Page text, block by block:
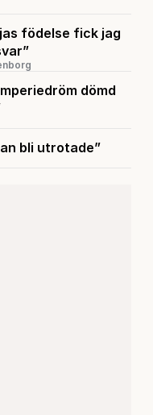
födelse fick jag
dömd
bli utrotade”